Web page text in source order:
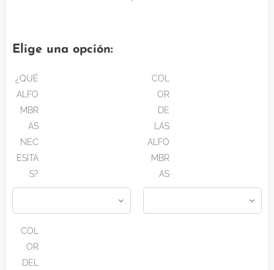
Elige una opción:
¿QUÉ
ALFO
MBR
AS
NEC
ESITA
S?
COL
OR
DE
LAS
ALFO
MBR
AS
COL
OR
DEL